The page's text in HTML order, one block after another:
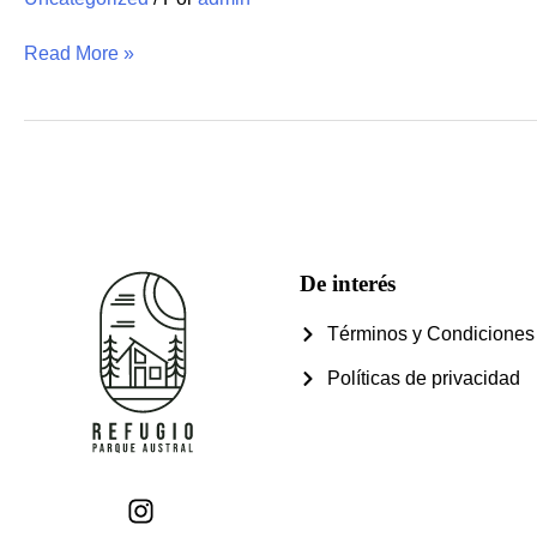
Read More »
De interés
Términos y Condiciones
Políticas de privacidad